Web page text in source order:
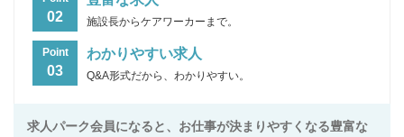
02 施設長からケアワーカーまで。
Point
03
わかりやすい求人
Q&A形式だから、わかりやすい。
求人パーク会員になると、お仕事が決まりやすくなる豊富な